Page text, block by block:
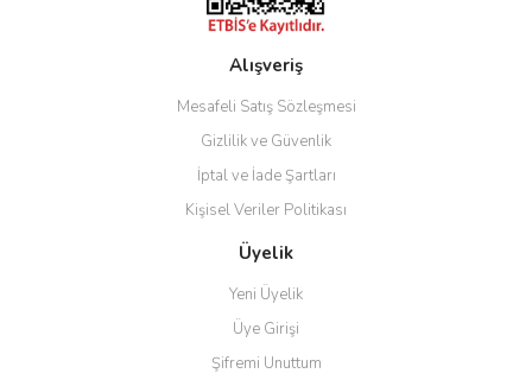
Alışveriş
Mesafeli Satış Sözleşmesi
Gizlilik ve Güvenlik
İptal ve İade Şartları
Kişisel Veriler Politikası
Üyelik
Yeni Üyelik
Üye Girişi
Şifremi Unuttum